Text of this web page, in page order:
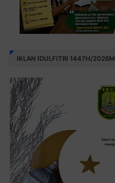
IKLAN IDULFITRI 1447H/2026M